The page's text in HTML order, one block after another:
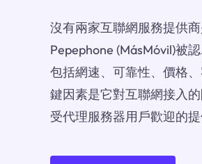
沒有兩家互聯網服務提供
Pepephone (MásMóvil)被
包括網速、可靠性、價格
鍵因素是它對互聯網接入
受代理服務器用戶歡迎的提